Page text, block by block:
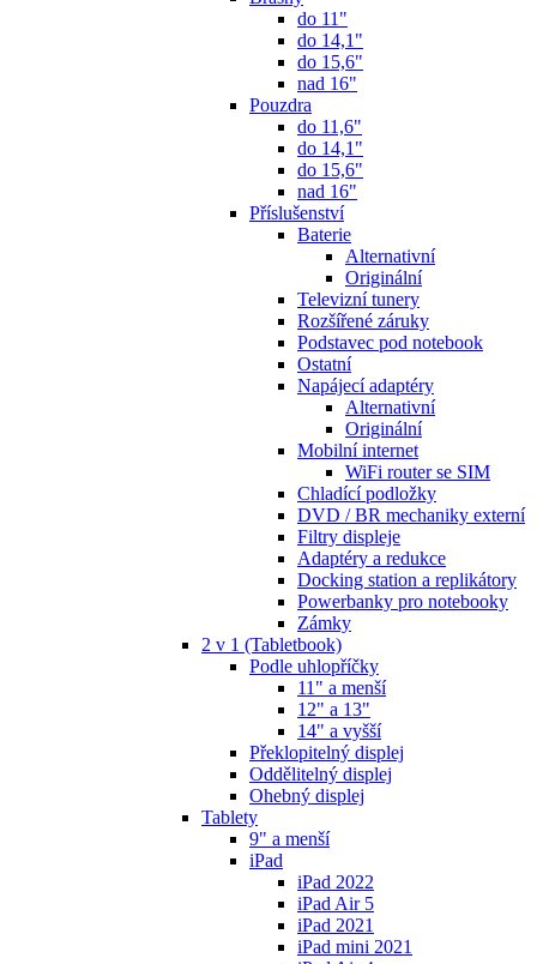
do 11"
do 14,1"
do 15,6"
nad 16"
Pouzdra
do 11,6"
do 14,1"
do 15,6"
nad 16"
Příslušenství
Baterie
Alternativní
Originální
Televizní tunery
Rozšířené záruky
Podstavec pod notebook
Ostatní
Napájecí adaptéry
Alternativní
Originální
Mobilní internet
WiFi router se SIM
Chladící podložky
DVD / BR mechaniky externí
Filtry displeje
Adaptéry a redukce
Docking station a replikátory
Powerbanky pro notebooky
Zámky
2 v 1 (Tabletbook)
Podle uhlopříčky
11" a menší
12" a 13"
14" a vyšší
Překlopitelný displej
Oddělitelný displej
Ohebný displej
Tablety
9" a menší
iPad
iPad 2022
iPad Air 5
iPad 2021
iPad mini 2021